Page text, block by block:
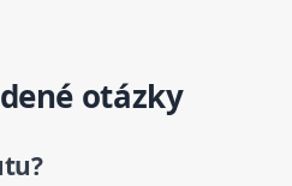
otázky